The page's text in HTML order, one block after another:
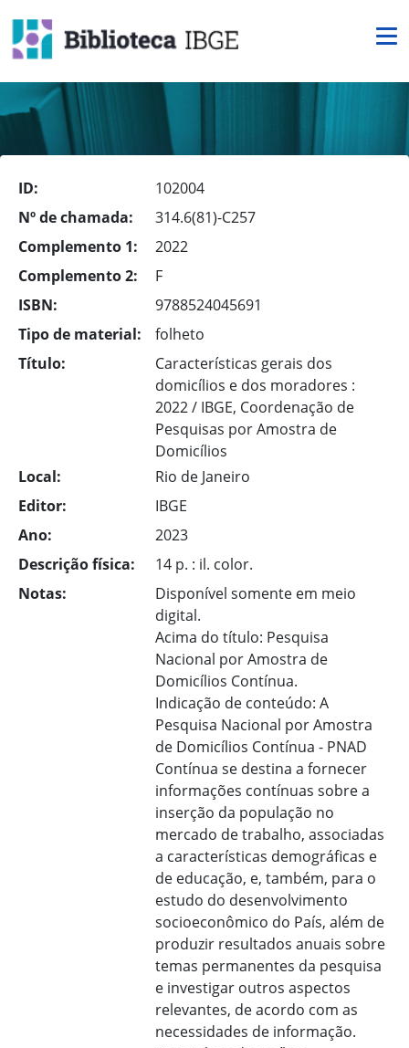
ID:
102004
Nº de chamada:
314.6(81)-C257
Complemento 1:
2022
Complemento 2:
F
ISBN:
9788524045691
Tipo de material:
folheto
Título:
Características gerais dos
domicílios e dos moradores :
2022 / IBGE, Coordenação de
Pesquisas por Amostra de
Domicílios
Local:
Rio de Janeiro
Editor:
IBGE
Ano:
2023
Descrição física:
14 p. : il. color.
Notas:
Disponível somente em meio
digital.
Acima do título: Pesquisa
Nacional por Amostra de
Domicílios Contínua.
Indicação de conteúdo: A
Pesquisa Nacional por Amostra
de Domicílios Contínua - PNAD
Contínua se destina a fornecer
informações contínuas sobre a
inserção da população no
mercado de trabalho, associadas
a características demográficas e
de educação, e, também, para o
estudo do desenvolvimento
socioeconômico do País, além de
produzir resultados anuais sobre
temas permanentes da pesquisa
e investigar outros aspectos
relevantes, de acordo com as
necessidades de informação.